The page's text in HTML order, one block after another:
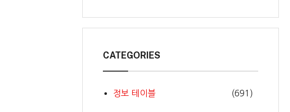
CATEGORIES
정보 테이블 (691)